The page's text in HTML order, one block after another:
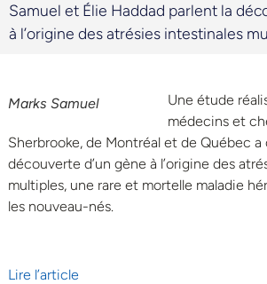
Samuel et Élie Haddad parlent la
à l’origine des atrésies intestinales
Marks Samuel
Une étude
médecins et
Sherbrooke, de Montréal et de Québec a
découverte d’un gène à l’origine des
multiples, une rare et mortelle maladie
les nouveau-nés.
Lire l’article